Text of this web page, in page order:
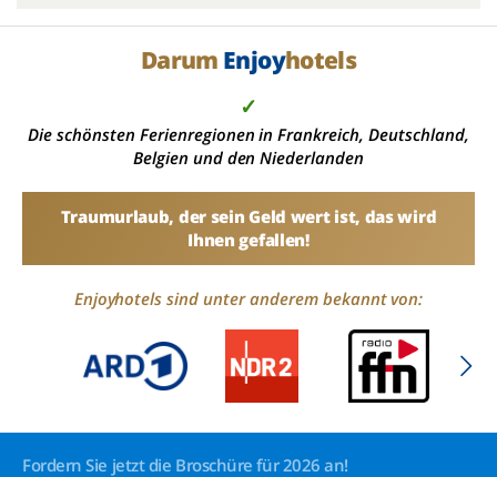
Darum Enjoyhotels
✓
Die schönsten Ferienregionen in Frankreich, Deutschland,
Belgien und den Niederlanden
Traumurlaub, der sein Geld wert ist, das wird
Ihnen gefallen!
Enjoyhotels sind unter anderem bekannt von:
Fordern Sie jetzt die Broschüre für 2026 an!